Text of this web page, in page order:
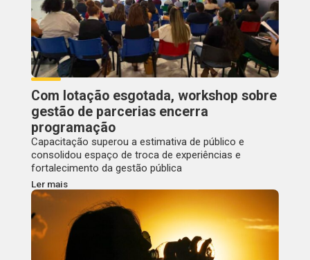
Com lotação esgotada, workshop sobre
gestão de parcerias encerra
programação
Capacitação superou a estimativa de público e
consolidou espaço de troca de experiências e
fortalecimento da gestão pública
Ler mais